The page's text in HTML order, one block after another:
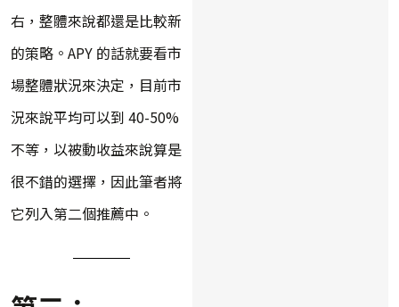
右，整體來說都還是比較新
的策略。APY 的話就要看市
場整體狀況來決定，目前市
況來說平均可以到 40-50%
不等，以被動收益來說算是
很不錯的選擇，因此筆者將
它列入第二個推薦中。